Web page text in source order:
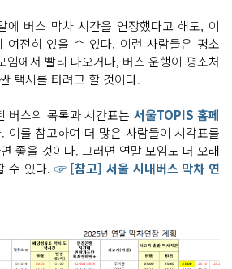
에 버스 막차 시간을 연장했다고 해도, 이
여전히 있을 수 있다. 이런 사람들은 평소
임에서 빨리 나오거나, 버스 운행이 평소처
택시를 타려고 할 것이다.
버스의 목록과 시간표는 서울TOPIS 홈페
이를 참고하여 더 많은 사람들이 시각표를
좋을 것이다. 그러면 연말 모임도 더 오래
수 있다. ☞ [참고] 서울 시내버스 막차 연